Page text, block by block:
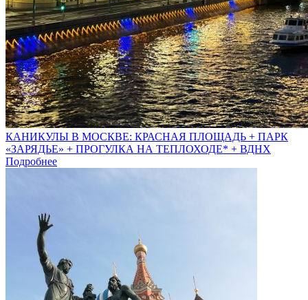
КАНИКУЛЫ В МОСКВЕ: КРАСНАЯ ПЛОЩАДЬ + ПАРК
«ЗАРЯДЬЕ» + ПРОГУЛКА НА ТЕПЛОХОДЕ* + ВДНХ
Подробнее